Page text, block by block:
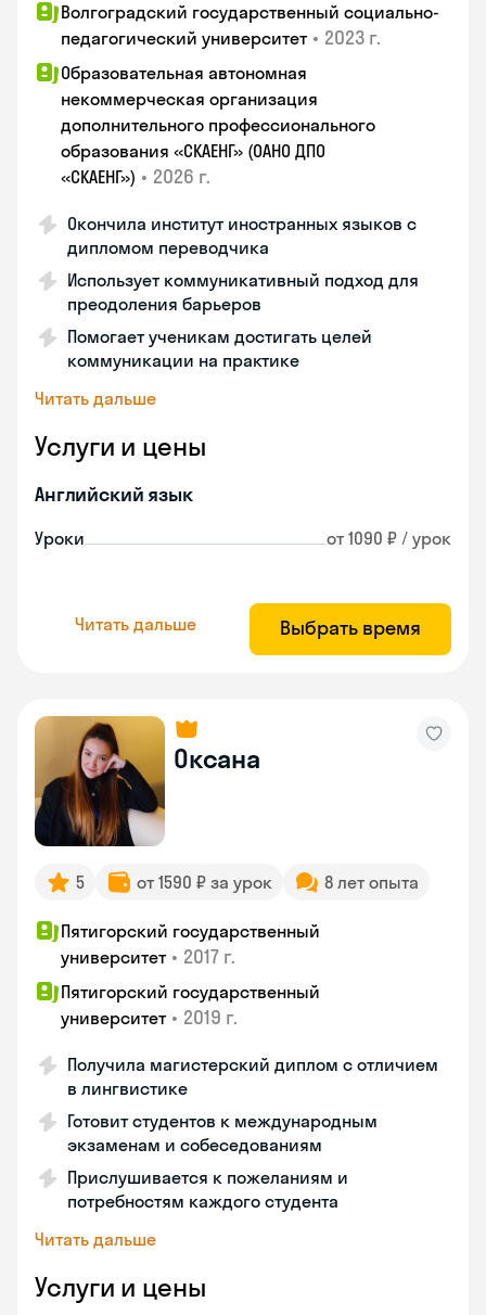
Волгоградский государственный социально-
педагогический университет • 2023 г.
Образовательная автономная
некоммерческая организация
дополнительного профессионального
образования «СКАЕНГ» (ОАНО ДПО
«СКАЕНГ») • 2026 г.
Окончила институт иностранных языков с
дипломом переводчика
Использует коммуникативный подход для
преодоления барьеров
Помогает ученикам достигать целей
коммуникации на практике
Читать дальше
Услуги и цены
Английский язык
Уроки от 1090 ₽ / урок
Читать дальше Выбрать время
Оксана
5 от 1590 ₽ за урок 8 лет опыта
Пятигорский государственный
университет • 2017 г.
Пятигорский государственный
университет • 2019 г.
Получила магистерский диплом с отличием
в лингвистике
Готовит студентов к международным
экзаменам и собеседованиям
Прислушивается к пожеланиям и
потребностям каждого студента
Читать дальше
Услуги и цены